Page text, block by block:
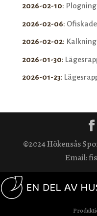
2026-02-10: Plogning
2026-02-06:
2026-02-02:
2026-01-30:
2026-01-23:
©2024 Hökensås
Email: